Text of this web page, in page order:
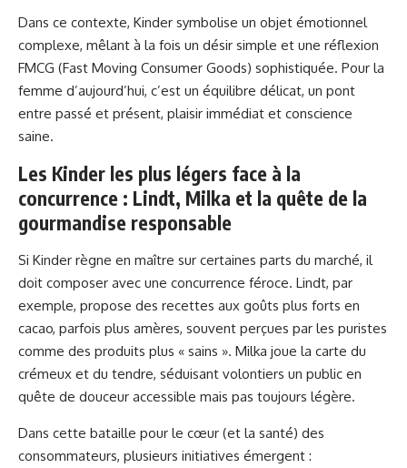
Dans ce contexte, Kinder symbolise un objet émotionnel
complexe, mêlant à la fois un désir simple et une réflexion
FMCG (Fast Moving Consumer Goods) sophistiquée. Pour la
femme d’aujourd’hui, c’est un équilibre délicat, un pont
entre passé et présent, plaisir immédiat et conscience
saine.
Les Kinder les plus légers face à la
concurrence : Lindt, Milka et la quête de la
gourmandise responsable
Si Kinder règne en maître sur certaines parts du marché, il
doit composer avec une concurrence féroce. Lindt, par
exemple, propose des recettes aux goûts plus forts en
cacao, parfois plus amères, souvent perçues par les puristes
comme des produits plus « sains ». Milka joue la carte du
crémeux et du tendre, séduisant volontiers un public en
quête de douceur accessible mais pas toujours légère.
Dans cette bataille pour le cœur (et la santé) des
consommateurs, plusieurs initiatives émergent :